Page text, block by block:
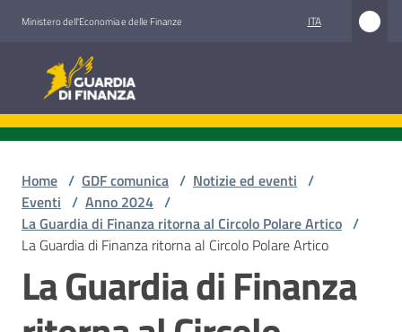
Ministero dell'Economia e delle Finanze ITA
Guardia di Finanza
Guardia di Finanza
siamo
Cosa
facciamo
Home / GDF comunica / Notizie ed eventi /
Eventi / Anno 2024 /
La Guardia di Finanza ritorna al Circolo Polare Artico /
La Guardia di Finanza ritorna al Circolo Polare Artico
La Guardia di Finanza